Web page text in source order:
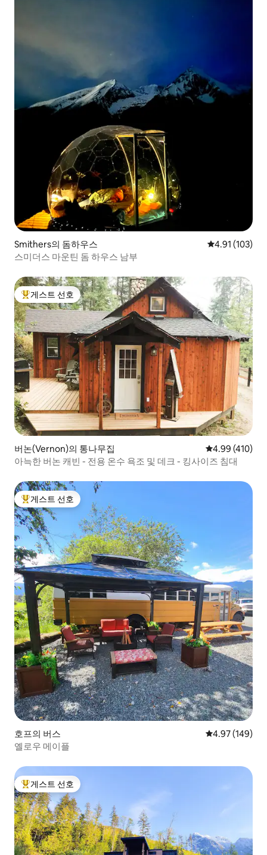
Smithers의 돔하우스 평점 4.91점(5
4.91 (103)
스미더스 마운틴 돔 하우스 남부
상위 게스트 선호
게스트 선호
버논(Vernon)의 통나무집 평점 4.99점(5
4.99 (410)
아늑한 버논 캐빈 - 전용 온수 욕조 및 데크 - 킹사이즈 침대
상위 게스트 선호
게스트 선호
호프의 버스 평점 4.97점(5
4.97 (149)
옐로우 메이플
상위 게스트 선호
게스트 선호